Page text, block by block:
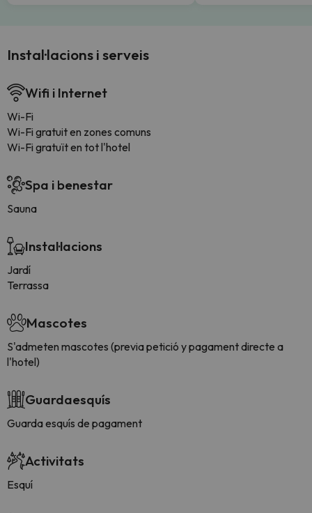
Instal·lacions i serveis
Wifi i Internet
Wi-Fi
Wi-Fi gratuit en zones comuns
Wi-Fi gratuït en tot l'hotel
Spa i benestar
Sauna
Instal·lacions
Jardí
Terrassa
Mascotes
S'admeten mascotes (previa petició y pagament directe a
l'hotel)
Guardaesquís
Guarda esquís de pagament
Activitats
Esquí